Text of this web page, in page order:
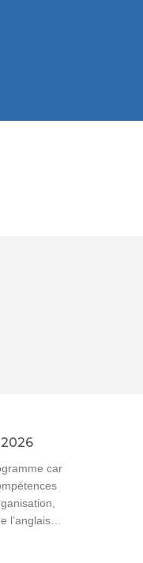
car
l’anglais…